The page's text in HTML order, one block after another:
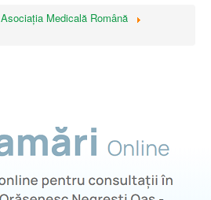
Asociația Medicală Română